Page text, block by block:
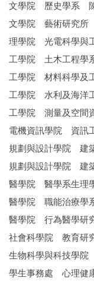
文學院 歷史學系
文學院 藝術研究
理學院 光電科學
工學院 土木工程
工學院 材料科學
工學院 水利及海
工學院 測量及空
電機資訊學院 資
規劃與設計學院
規劃與設計學院
醫學院 醫學系生
醫學院 職能治療
醫學院 行為醫學
社會科學院 教育
生物科學與科技學
學生事務處 心理健